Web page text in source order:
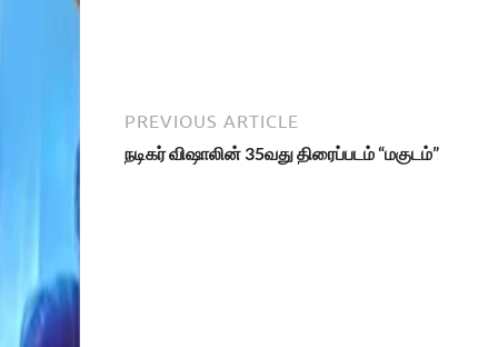
PREVIOUS ARTICLE
நடிகர் விஷாலின் 35வது திரைப்படம் “மகுடம்”